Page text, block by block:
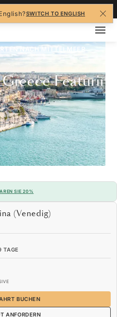
SWITCH TO ENGLISH
NACH MITTELMEER
Featuring
SIE 20%
(Venedig)
TAGE
BUCHEN
ANFORDERN